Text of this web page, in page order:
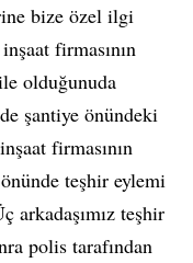
bize özel ilgi
firmasının
olduğunuda
şantiye önündeki
firmasının
teşhir eylemi
arkadaşımız teşhir
polis tarafından